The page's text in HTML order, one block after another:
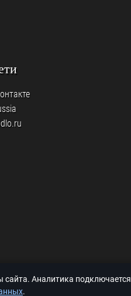
Аналитика подключается
.